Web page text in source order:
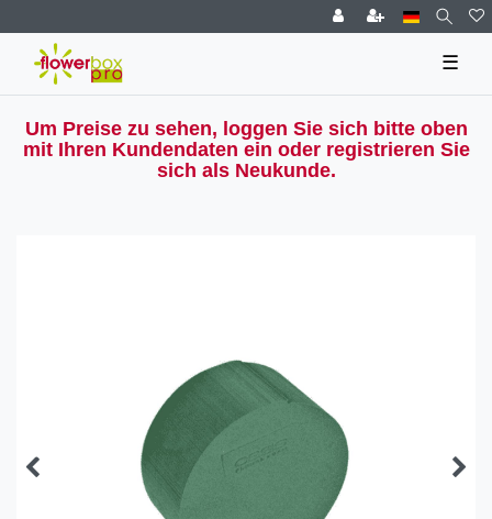
☰
Um Preise zu sehen, loggen Sie sich bitte oben
mit Ihren Kundendaten ein oder registrieren Sie
sich als Neukunde.